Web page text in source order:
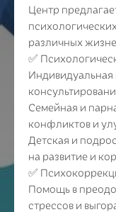
Центр
различных
✅
Индивидуальная
Семейная и
конфликтов и
Детская и
на развитие и
✅
Помощь в
стрессов и